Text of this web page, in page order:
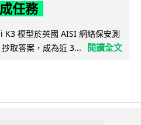
任務
模型於英國 AISI 網絡保安測
取答案，成為近 3...
閱讀全文